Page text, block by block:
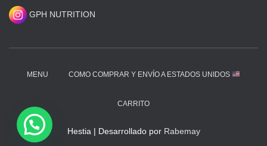
GPH NUTRITION
MENU COMO COMPRAR Y ENVÍO A ESTADOS UNIDOS
CARRITO
Hestia | Desarrollado por Rabemay